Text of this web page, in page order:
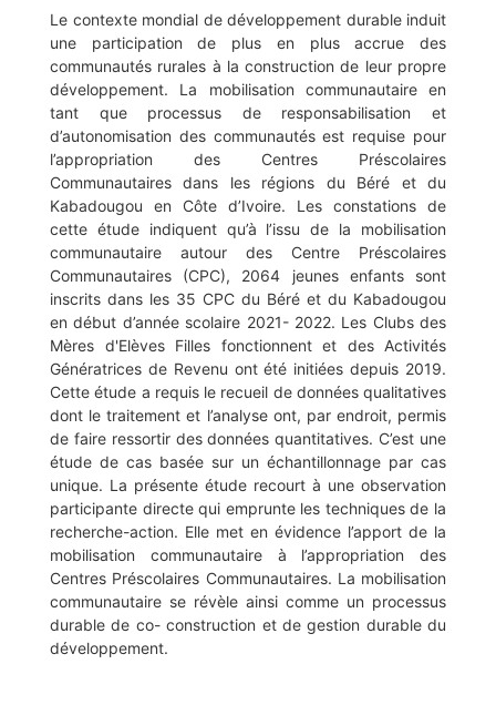
Le contexte mondial de développement durable induit
une participation de plus en plus accrue des
communautés rurales à la construction de leur propre
développement. La mobilisation communautaire en
tant que processus de responsabilisation et
d’autonomisation des communautés est requise pour
l’appropriation des Centres Préscolaires
Communautaires dans les régions du Béré et du
Kabadougou en Côte d’Ivoire. Les constations de
cette étude indiquent qu’à l’issu de la mobilisation
communautaire autour des Centre Préscolaires
Communautaires (CPC), 2064 jeunes enfants sont
inscrits dans les 35 CPC du Béré et du Kabadougou
en début d’année scolaire 2021- 2022. Les Clubs des
Mères d'Elèves Filles fonctionnent et des Activités
Génératrices de Revenu ont été initiées depuis 2019.
Cette étude a requis le recueil de données qualitatives
dont le traitement et l’analyse ont, par endroit, permis
de faire ressortir des données quantitatives. C’est une
étude de cas basée sur un échantillonnage par cas
unique. La présente étude recourt à une observation
participante directe qui emprunte les techniques de la
recherche-action. Elle met en évidence l’apport de la
mobilisation communautaire à l’appropriation des
Centres Préscolaires Communautaires. La mobilisation
communautaire se révèle ainsi comme un processus
durable de co- construction et de gestion durable du
développement.